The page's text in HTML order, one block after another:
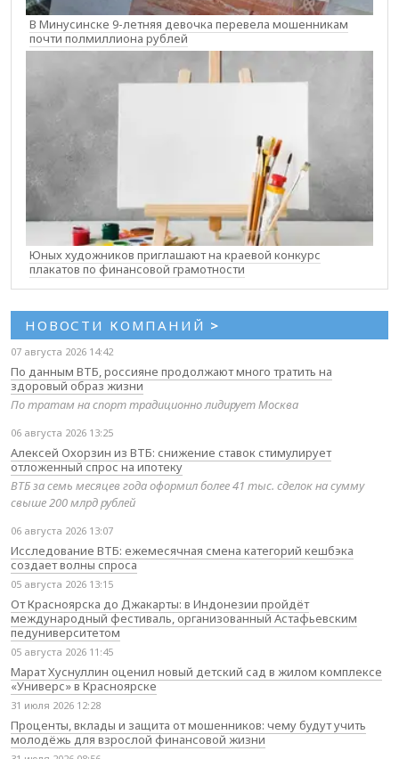
В Минусинске 9-летняя девочка перевела мошенникам
почти полмиллиона рублей
Юных художников приглашают на краевой конкурс
плакатов по финансовой грамотности
НОВОСТИ КОМПАНИЙ >
07 августа 2026 14:42
По данным ВТБ, россияне продолжают много тратить на
здоровый образ жизни
По тратам на спорт традиционно лидирует Москва
06 августа 2026 13:25
Алексей Охорзин из ВТБ: снижение ставок стимулирует
отложенный спрос на ипотеку
ВТБ за семь месяцев года оформил более 41 тыс. сделок на сумму
свыше 200 млрд рублей
06 августа 2026 13:07
Исследование ВТБ: ежемесячная смена категорий кешбэка
создает волны спроса
05 августа 2026 13:15
От Красноярска до Джакарты: в Индонезии пройдёт
международный фестиваль, организованный Астафьевским
педуниверситетом
05 августа 2026 11:45
Марат Хуснуллин оценил новый детский сад в жилом комплексе
«Универс» в Красноярске
31 июля 2026 12:28
Проценты, вклады и защита от мошенников: чему будут учить
молодёжь для взрослой финансовой жизни